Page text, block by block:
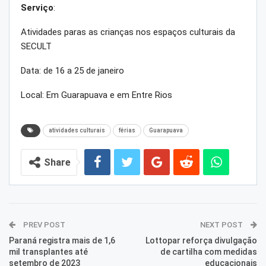
Serviço:
Atividades paras as crianças nos espaços culturais da
SECULT
Data: de 16 a 25 de janeiro
Local: Em Guarapuava e em Entre Rios
atividades culturais férias Guarapuava
Share
PREV POST
Paraná registra mais de 1,6
mil transplantes até
setembro de 2023
NEXT POST
Lottopar reforça divulgação
de cartilha com medidas
educacionais